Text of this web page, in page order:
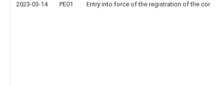
2023-03-14 PE01 Entry into force of the registration of the